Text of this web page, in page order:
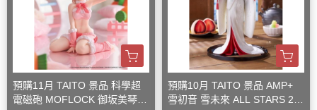
預購11月 TAITO 景品 科學超
電磁砲 MOFLOCK 御坂美琴
預購10月 TAITO 景品 AMP+
雪初音 雪未來 ALL STARS 20